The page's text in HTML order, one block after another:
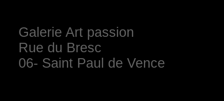
Galerie Art passion
Rue du Bresc
06- Saint Paul de Vence